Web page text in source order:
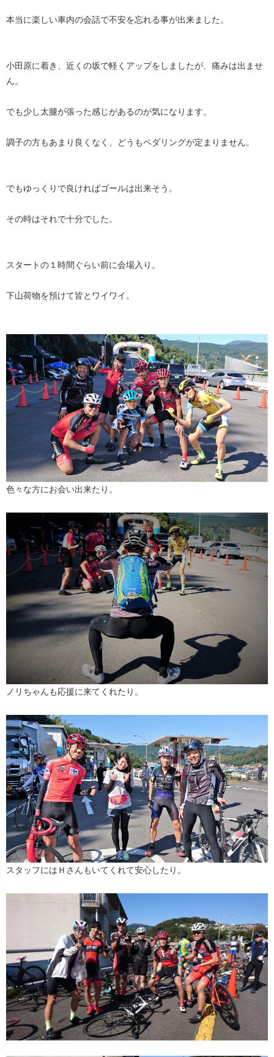
本当に楽しい車内の会話で不安を忘れる事が出来ました。
小田原に着き、近くの坂で軽くアップをしましたが、痛みは出ませ
ん。
でも少し太腿が張った感じがあるのが気になります。
調子の方もあまり良くなく、どうもペダリングが定まりません。
でもゆっくりで良ければゴールは出来そう。
その時はそれで十分でした。
スタートの１時間ぐらい前に会場入り。
下山荷物を預けて皆とワイワイ。
色々な方にお会い出来たり。
ノリちゃんも応援に来てくれたり。
スタッフにはＨさんもいてくれて安心したり。